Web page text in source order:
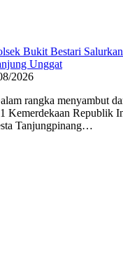
Bukit Bestari
Unggat
2026
rangka menyambut
Kemerdekaan Republik
Tanjungpinang…